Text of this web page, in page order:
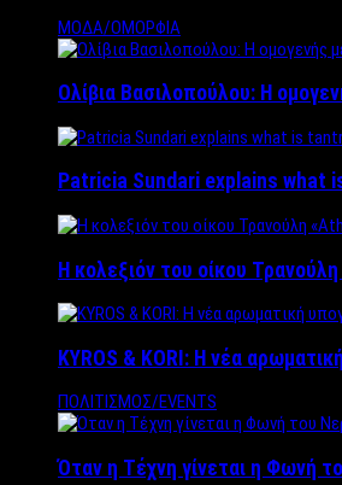
ΜΟΔΑ/ΟΜΟΡΦΙΑ
Ολίβια Βασιλοπούλου: Η
Patricia Sundari explains what
Η κολεξιόν του οίκου
KYROS & KORI: Η νέα
ΠΟΛΙΤΙΣΜΟΣ/EVENTS
Όταν η Τέχνη γίνεται η Φωνή